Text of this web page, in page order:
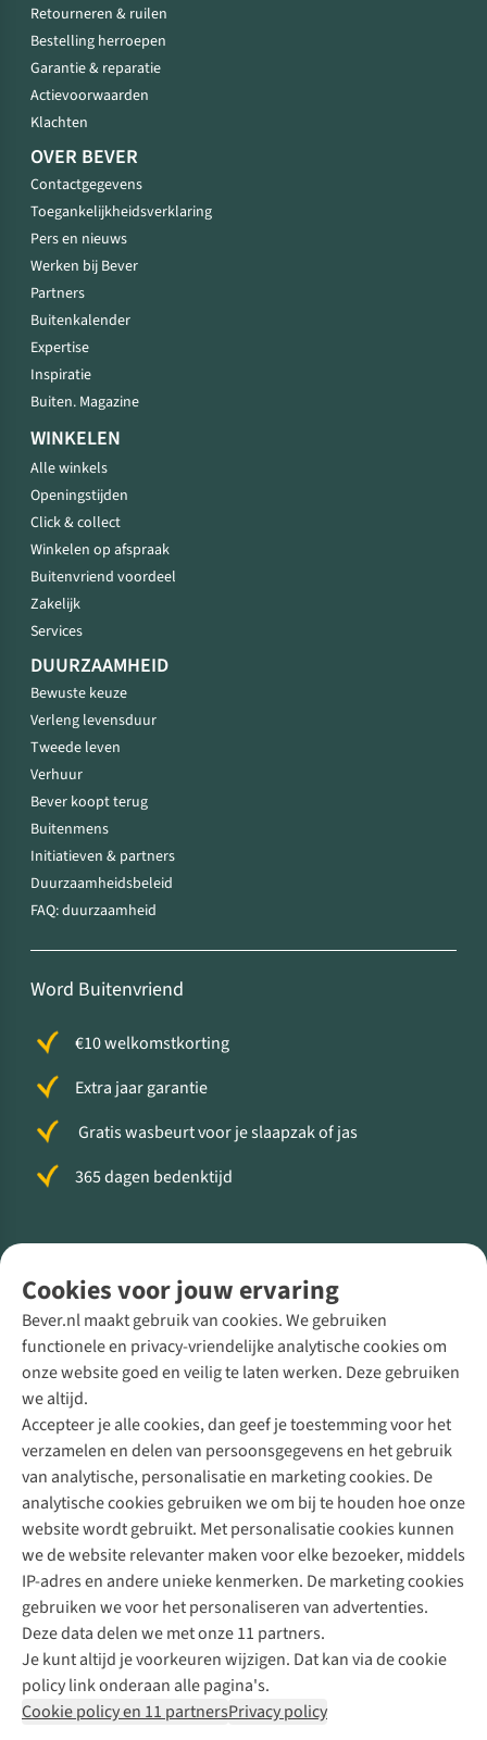
Cookies voor jouw ervaring
Bever.nl maakt gebruik van cookies. We gebruiken
functionele en privacy-vriendelijke analytische cookies om
onze website goed en veilig te laten werken. Deze gebruiken
we altijd.
Accepteer je alle cookies, dan geef je toestemming voor het
verzamelen en delen van persoonsgegevens en het gebruik
van analytische, personalisatie en marketing cookies. De
analytische cookies gebruiken we om bij te houden hoe onze
website wordt gebruikt. Met personalisatie cookies kunnen
we de website relevanter maken voor elke bezoeker, middels
IP-adres en andere unieke kenmerken. De marketing cookies
gebruiken we voor het personaliseren van advertenties.
Deze data delen we met onze 11 partners.
Je kunt altijd je voorkeuren wijzigen. Dat kan via de cookie
policy link onderaan alle pagina's.
Cookie policy en 11 partnersPrivacy policy
Retourneren & ruilen
Bestelling herroepen
Garantie & reparatie
Actievoorwaarden
Klachten
OVER BEVER
Contactgegevens
Toegankelijkheidsverklaring
Pers en nieuws
Werken bij Bever
Partners
Buitenkalender
Expertise
Inspiratie
Buiten. Magazine
WINKELEN
Alle winkels
Openingstijden
Click & collect
Winkelen op afspraak
Buitenvriend voordeel
Zakelijk
Services
DUURZAAMHEID
Bewuste keuze
Verleng levensduur
Tweede leven
Verhuur
Bever koopt terug
Buitenmens
Initiatieven & partners
Duurzaamheidsbeleid
FAQ: duurzaamheid
Word Buitenvriend
€10 welkomstkorting
Extra jaar garantie
Gratis wasbeurt voor je slaapzak of jas
365 dagen bedenktijd
Direct advies van een Buitenexpert
+31 (0)85 888 50 88
+31 6 12 28 49 80
Contactformulier